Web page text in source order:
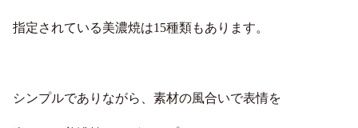
指定されている美濃焼は15種類もあります。
シンプルでありながら、素材の風合いで表情を